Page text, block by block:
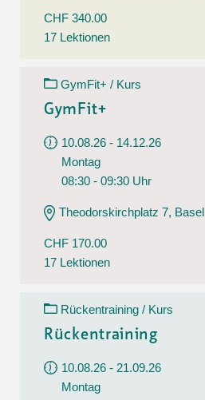
CHF 340.00
17 Lektionen
GymFit+ / Kurs
GymFit+
10.08.26 - 14.12.26
Montag
08:30 - 09:30 Uhr
Theodorskirchplatz 7, Basel
CHF 170.00
17 Lektionen
Rückentraining / Kurs
Rückentraining
10.08.26 - 21.09.26
Montag